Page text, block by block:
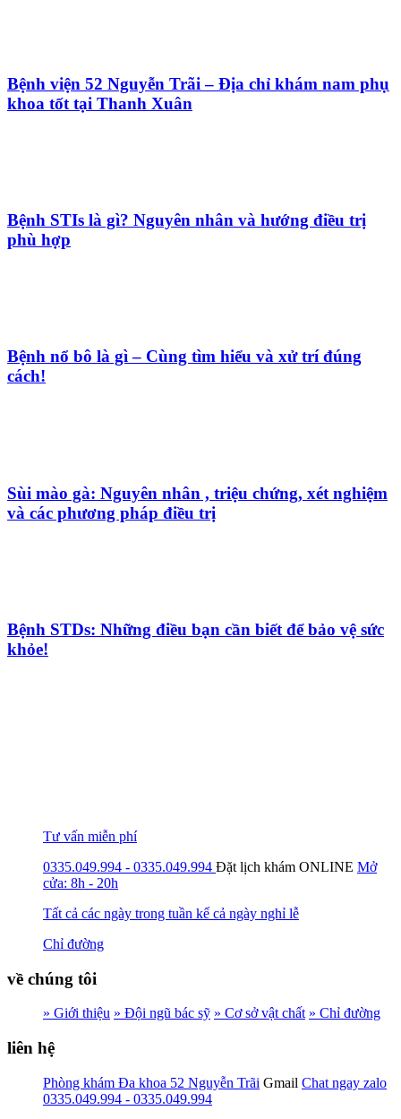
Bệnh viện 52 Nguyễn Trãi – Địa chỉ khám nam phụ
khoa tốt tại Thanh Xuân
Bệnh STIs là gì? Nguyên nhân và hướng điều trị
phù hợp
Bệnh nổ bô là gì – Cùng tìm hiểu và xử trí đúng
cách!
Sùi mào gà: Nguyên nhân , triệu chứng, xét nghiệm
và các phương pháp điều trị
Bệnh STDs: Những điều bạn cần biết để bảo vệ sức
khỏe!
Tư vấn miễn phí
0335.049.994 - 0335.049.994 Đặt lịch khám ONLINE Mở
cửa: 8h - 20h
Tất cả các ngày trong tuần kể cả ngày nghỉ lễ
Chỉ đường
về chúng tôi
» Giới thiệu » Đội ngũ bác sỹ » Cơ sở vật chất » Chỉ đường
liên hệ
Phòng khám Đa khoa 52 Nguyễn Trãi Gmail Chat ngay zalo
0335.049.994 - 0335.049.994